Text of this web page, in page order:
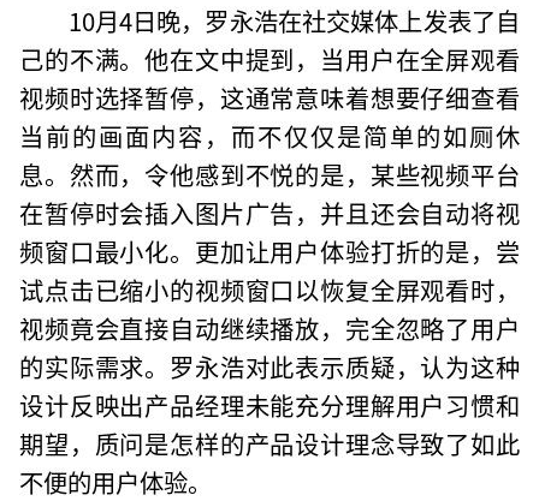
10月4日晚，罗永浩在社交媒体上发表了自
己的不满。他在文中提到，当用户在全屏观看
视频时选择暂停，这通常意味着想要仔细查看
当前的画面内容，而不仅仅是简单的如厕休
息。然而，令他感到不悦的是，某些视频平台
在暂停时会插入图片广告，并且还会自动将视
频窗口最小化。更加让用户体验打折的是，尝
试点击已缩小的视频窗口以恢复全屏观看时，
视频竟会直接自动继续播放，完全忽略了用户
的实际需求。罗永浩对此表示质疑，认为这种
设计反映出产品经理未能充分理解用户习惯和
期望，质问是怎样的产品设计理念导致了如此
不便的用户体验。